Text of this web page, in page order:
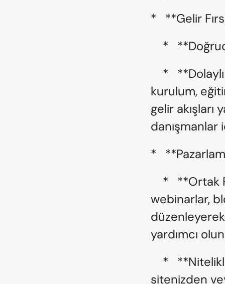
*   **Gelir
*
kurulum,
gelir akışları
*
webinarlar,
yardımcı
sitenizden